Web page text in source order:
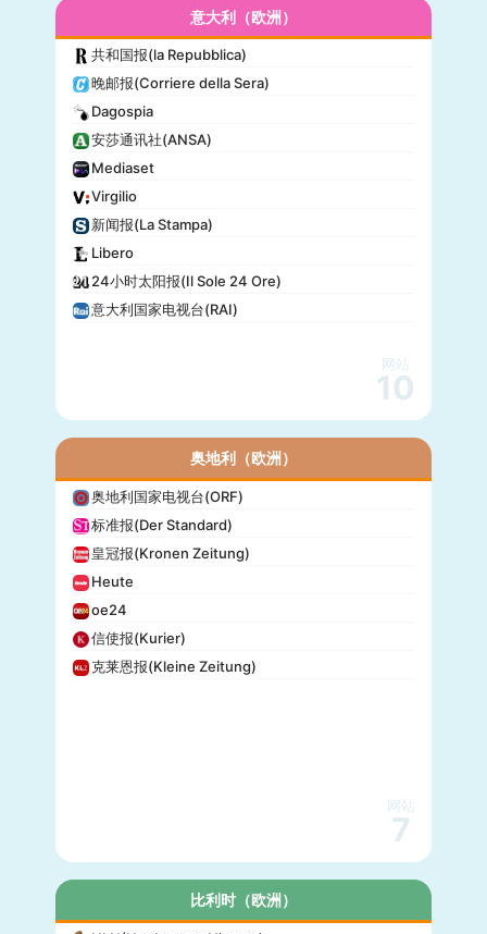
意大利（欧洲）
共和国报(la Repubblica)
晚邮报(Corriere della Sera)
Dagospia
安莎通讯社(ANSA)
Mediaset
Virgilio
新闻报(La Stampa)
Libero
24小时太阳报(Il Sole 24 Ore)
意大利国家电视台(RAI)
网站
10
奥地利（欧洲）
奥地利国家电视台(ORF)
标准报(Der Standard)
皇冠报(Kronen Zeitung)
Heute
oe24
信使报(Kurier)
克莱恩报(Kleine Zeitung)
网站
7
比利时（欧洲）